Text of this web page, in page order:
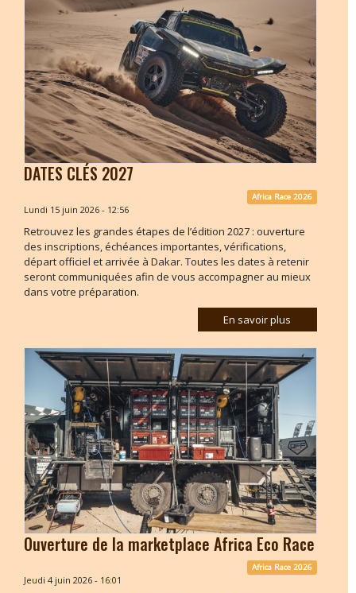
DATES CLÉS 2027
Africa Race 2026
Lundi 15 juin 2026 - 12:56
Retrouvez les grandes étapes de l’édition 2027 : ouverture
des inscriptions, échéances importantes, vérifications,
départ officiel et arrivée à Dakar. Toutes les dates à retenir
seront communiquées afin de vous accompagner au mieux
dans votre préparation.
En savoir plus
Ouverture de la marketplace Africa Eco Race
Africa Race 2026
Jeudi 4 juin 2026 - 16:01